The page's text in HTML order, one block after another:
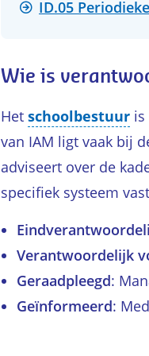
ID.05
Wie is
Het schoolbestuur
van IAM ligt vaak bij
adviseert over de
specifiek systeem
Verantwoordelijk
Geraadpleegd:
Geïnformeerd: